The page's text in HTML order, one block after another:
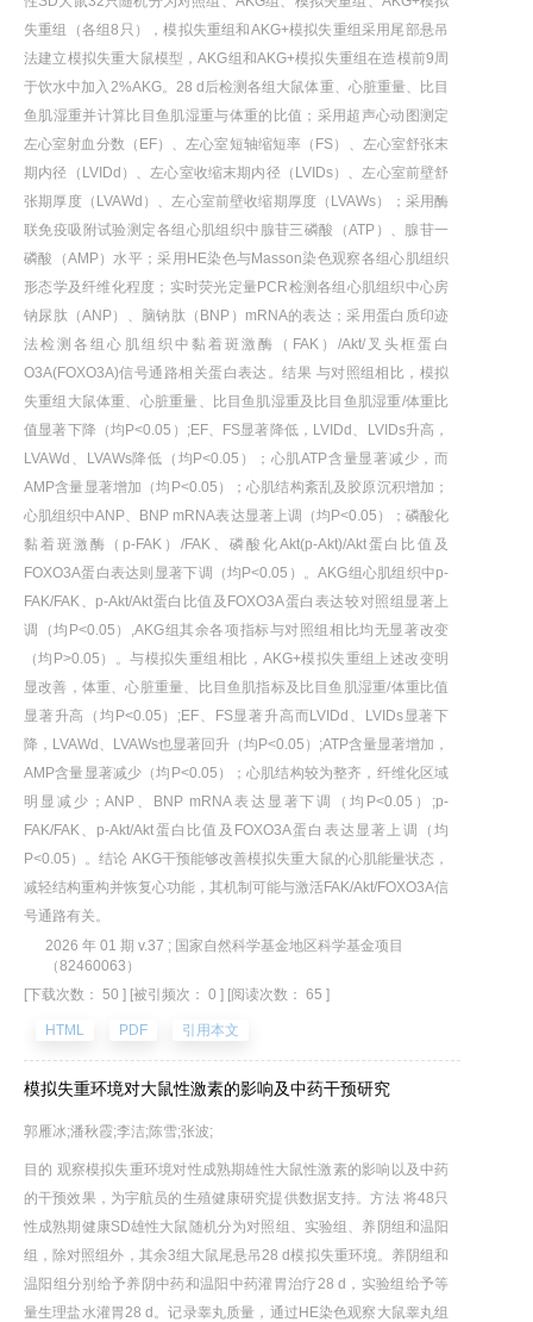
失重组（各组8只），模拟失重组和AKG+模拟失重组采用尾部悬吊
法建立模拟失重大鼠模型，AKG组和AKG+模拟失重组在造模前9周
于饮水中加入2%AKG。28 d后检测各组大鼠体重、心脏重量、比目
鱼肌湿重并计算比目鱼肌湿重与体重的比值；采用超声心动图测定
左心室射血分数（EF）、左心室短轴缩短率（FS）、左心室舒张末
期内径（LVIDd）、左心室收缩末期内径（LVIDs）、左心室前壁舒
张期厚度（LVAWd）、左心室前壁收缩期厚度（LVAWs）；采用酶
联免疫吸附试验测定各组心肌组织中腺苷三磷酸（ATP）、腺苷一
磷酸（AMP）水平；采用HE染色与Masson染色观察各组心肌组织
形态学及纤维化程度；实时荧光定量PCR检测各组心肌组织中心房
钠尿肽（ANP）、脑钠肽（BNP）mRNA的表达；采用蛋白质印迹
法检测各组心肌组织中黏着斑激酶（FAK）/Akt/叉头框蛋白
O3A(FOXO3A)信号通路相关蛋白表达。结果 与对照组相比，模拟
失重组大鼠体重、心脏重量、比目鱼肌湿重及比目鱼肌湿重/体重比
值显著下降（均P<0.05）;EF、FS显著降低，LVIDd、LVIDs升高，
LVAWd、LVAWs降低（均P<0.05）；心肌ATP含量显著减少，而
AMP含量显著增加（均P<0.05）；心肌结构紊乱及胶原沉积增加；
心肌组织中ANP、BNP mRNA表达显著上调（均P<0.05）；磷酸化
黏着斑激酶（p-FAK）/FAK、磷酸化Akt(p-Akt)/Akt蛋白比值及
FOXO3A蛋白表达则显著下调（均P<0.05）。AKG组心肌组织中p-
FAK/FAK、p-Akt/Akt蛋白比值及FOXO3A蛋白表达较对照组显著上
调（均P<0.05）,AKG组其余各项指标与对照组相比均无显著改变
（均P>0.05）。与模拟失重组相比，AKG+模拟失重组上述改变明
显改善，体重、心脏重量、比目鱼肌指标及比目鱼肌湿重/体重比值
显著升高（均P<0.05）;EF、FS显著升高而LVIDd、LVIDs显著下
降，LVAWd、LVAWs也显著回升（均P<0.05）;ATP含量显著增加，
AMP含量显著减少（均P<0.05）；心肌结构较为整齐，纤维化区域
明显减少；ANP、BNP mRNA表达显著下调（均P<0.05）;p-
FAK/FAK、p-Akt/Akt蛋白比值及FOXO3A蛋白表达显著上调（均
P<0.05）。结论 AKG干预能够改善模拟失重大鼠的心肌能量状态，
减轻结构重构并恢复心功能，其机制可能与激活FAK/Akt/FOXO3A信
号通路有关。
2026 年 01 期 v.37 ; 国家自然科学基金地区科学基金项目
（82460063）
[下载次数： 50 ] [被引频次： 0 ] [阅读次数： 65 ]
HTML PDF 引用本文
模拟失重环境对大鼠性激素的影响及中药干预研究
郭雁冰;潘秋霞;李洁;陈雪;张波;
目的 观察模拟失重环境对性成熟期雄性大鼠性激素的影响以及中药
的干预效果，为宇航员的生殖健康研究提供数据支持。方法 将48只
性成熟期健康SD雄性大鼠随机分为对照组、实验组、养阴组和温阳
组，除对照组外，其余3组大鼠尾悬吊28 d模拟失重环境。养阴组和
温阳组分别给予养阴中药和温阳中药灌胃治疗28 d，实验组给予等
量生理盐水灌胃28 d。记录睾丸质量，通过HE染色观察大鼠睾丸组